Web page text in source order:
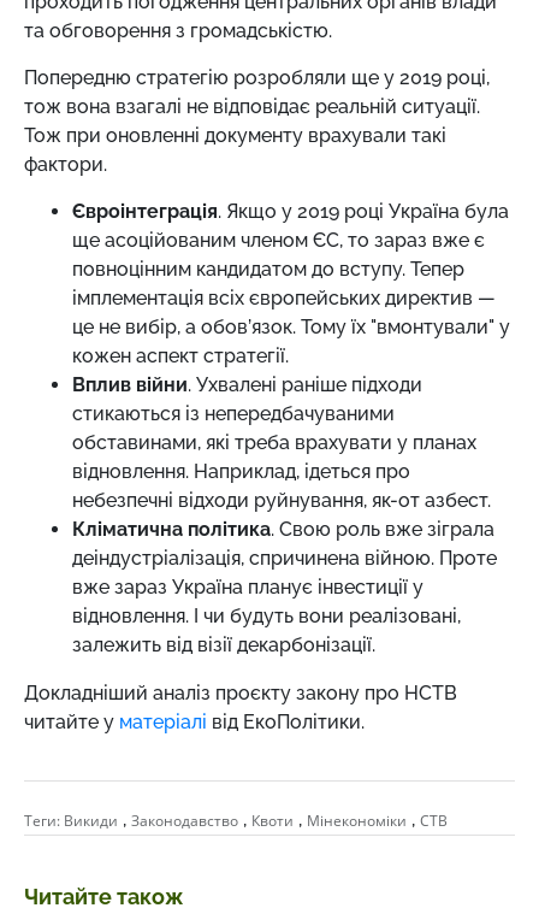
та обговорення з громадськістю.
Попередню стратегію розробляли ще у 2019 році,
тож вона взагалі не відповідає реальній ситуації.
Тож при оновленні документу врахували такі
фактори.
Євроінтеграція. Якщо у 2019 році Україна була
ще асоційованим членом ЄС, то зараз вже є
повноцінним кандидатом до вступу. Тепер
імплементація всіх європейських директив —
це не вибір, а обов’язок. Тому їх "вмонтували" у
кожен аспект стратегії.
Вплив війни. Ухвалені раніше підходи
стикаються із непередбачуваними
обставинами, які треба врахувати у планах
відновлення. Наприклад, ідеться про
небезпечні відходи руйнування, як-от азбест.
Кліматична політика. Свою роль вже зіграла
деіндустріалізація, спричинена війною. Проте
вже зараз Україна планує інвестиції у
відновлення. І чи будуть вони реалізовані,
залежить від візії декарбонізації.
Докладніший аналіз проєкту закону про НСТВ
читайте у матеріалі від ЕкоПолітики.
Теги: Викиди , Законодавство , Квоти , Мінекономіки , СТВ
Читайте також